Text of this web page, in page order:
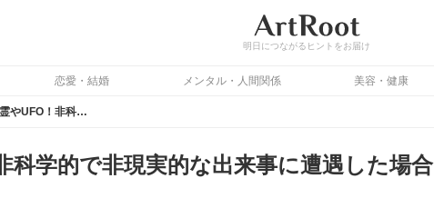
明日につながるヒントをお届け
恋愛・結婚 メンタル・人間関係 美容・健康
幽霊やUFO！非科学的で非現実的な出来事に遭遇した場合の対処法5選
科学的で非現実的な出来事に遭遇した場合